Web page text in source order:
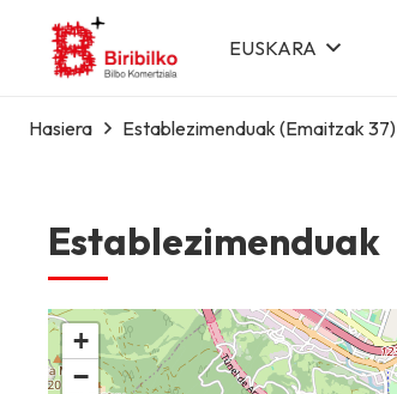
EUSKARA
Hasiera Establezimenduak (Emaitzak 37)
Establezimenduak
+
−